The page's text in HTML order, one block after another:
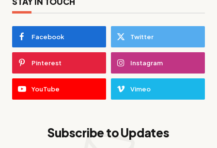
Facebook Twitter
Pinterest Instagram
YouTube Vimeo
Subscribe to Updates